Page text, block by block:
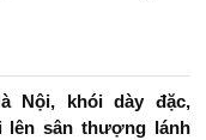
Nội, khói dày đặc,
lên sân thượng lánh